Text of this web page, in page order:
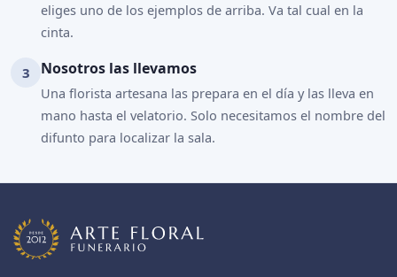
eliges uno de los ejemplos de arriba. Va tal cual en la
cinta.
Nosotros las llevamos
Una florista artesana las prepara en el día y las lleva en
mano hasta el velatorio. Solo necesitamos el nombre del
difunto para localizar la sala.